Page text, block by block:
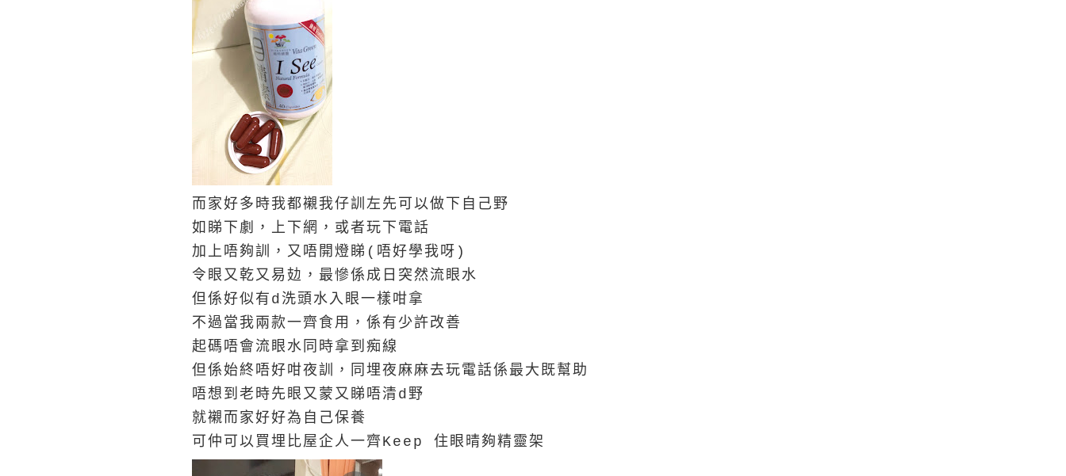
而家好多時我都襯我仔訓左先可以做下自己野
如睇下劇，上下網，或者玩下電話
加上唔夠訓，又唔開燈睇(唔好學我呀)
令眼又乾又易攰，最慘係成日突然流眼水
但係好似有d洗頭水入眼一樣咁拿
不過當我兩款一齊食用，係有少許改善
起碼唔會流眼水同時拿到痴線
但係始終唔好咁夜訓，同埋夜麻麻去玩電話係最大既幫助
唔想到老時先眼又蒙又睇唔清d野
就襯而家好好為自己保養
可仲可以買埋比屋企人一齊Keep 住眼晴夠精靈架